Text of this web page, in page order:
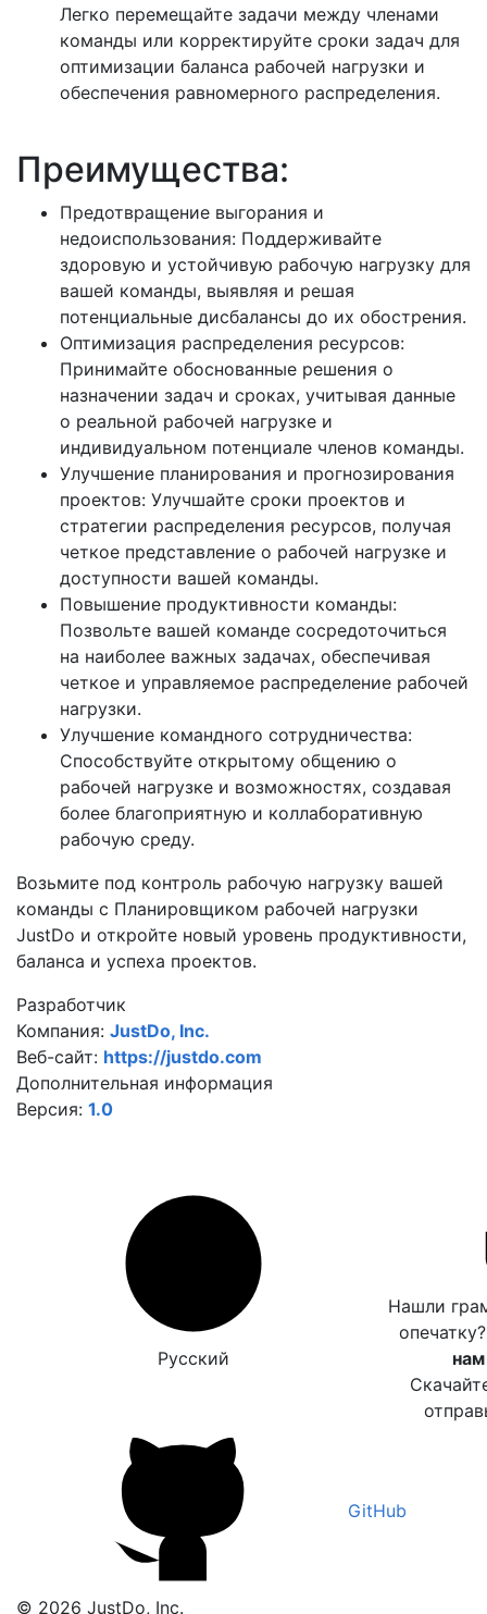
Легко перемещайте задачи между членами
команды или корректируйте сроки задач для
оптимизации баланса рабочей нагрузки и
обеспечения равномерного распределения.
Преимущества:
Предотвращение выгорания и
недоиспользования: Поддерживайте
здоровую и устойчивую рабочую нагрузку для
вашей команды, выявляя и решая
потенциальные дисбалансы до их обострения.
Оптимизация распределения ресурсов:
Принимайте обоснованные решения о
назначении задач и сроках, учитывая данные
о реальной рабочей нагрузке и
индивидуальном потенциале членов команды.
Улучшение планирования и прогнозирования
проектов: Улучшайте сроки проектов и
стратегии распределения ресурсов, получая
четкое представление о рабочей нагрузке и
доступности вашей команды.
Повышение продуктивности команды:
Позвольте вашей команде сосредоточиться
на наиболее важных задачах, обеспечивая
четкое и управляемое распределение рабочей
нагрузки.
Улучшение командного сотрудничества:
Способствуйте открытому общению о
рабочей нагрузке и возможностях, создавая
более благоприятную и коллаборативную
рабочую среду.
Возьмите под контроль рабочую нагрузку вашей
команды с Планировщиком рабочей нагрузки
JustDo и откройте новый уровень продуктивности,
баланса и успеха проектов.
Разработчик
Компания: JustDo, Inc.
Веб-сайт: https://justdo.com
Дополнительная информация
Версия: 1.0
Русский
Нашли
GitHub
© 2026 JustDo, Inc.